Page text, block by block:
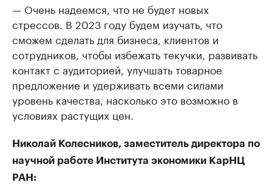
— Очень надеемся, что не будет новых
стрессов. В 2023 году будем изучать, что
сможем сделать для бизнеса, клиентов и
сотрудников, чтобы избежать текучки, развивать
контакт с аудиторией, улучшать товарное
предложение и удерживать всеми силами
уровень качества, насколько это возможно в
условиях растущих цен.
Николай Колесников, заместитель директора по
научной работе Института экономики КарНЦ
РАН: